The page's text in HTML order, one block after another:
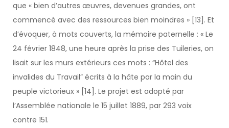
que « bien d’autres œuvres, devenues grandes, ont
commencé avec des ressources bien moindres » [13]. Et
d’évoquer, à mots couverts, la mémoire paternelle : « Le
24 février 1848, une heure après la prise des Tuileries, on
lisait sur les murs extérieurs ces mots : “Hôtel des
invalides du Travail” écrits à la hâte par la main du
peuple victorieux » [14]. Le projet est adopté par
l’Assemblée nationale le 15 juillet 1889, par 293 voix
contre 151.